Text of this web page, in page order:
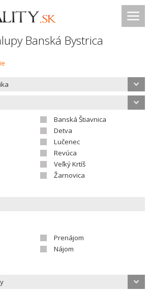
Banská Bystrica
Banská Štiavnica
Detva
Lučenec
Revúca
Veľký Krtíš
Žarnovica
Prenájom
Nájom